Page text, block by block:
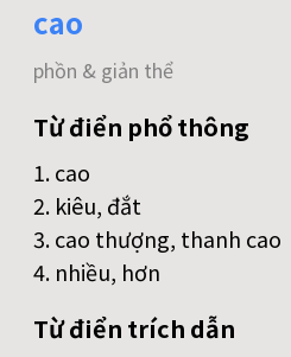
cao
phồn & giản thể
Từ điển phổ thông
1. cao
2. kiêu, đắt
3. cao thượng, thanh cao
4. nhiều, hơn
Từ điển trích dẫn